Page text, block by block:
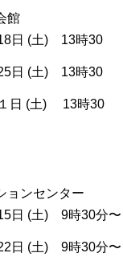
館
日 (土) 13時30
日 (土) 13時30
日 (土) 13時30
ョンセンター
日 (土) 9時30分〜
日 (土) 9時30分〜